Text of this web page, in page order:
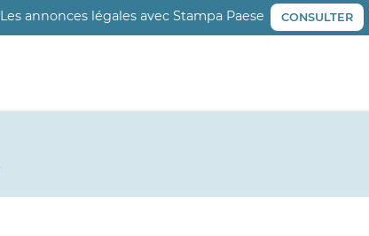
Les annonces légales avec Stampa Paese CONSULTER